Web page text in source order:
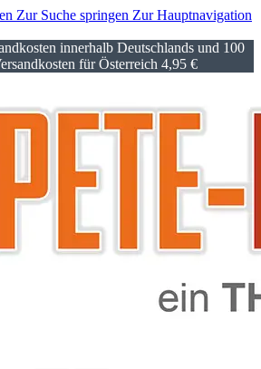
Zur Suche springen Zur Hauptnavigation
innerhalb Deutschlands und 100
für Österreich 4,95 €